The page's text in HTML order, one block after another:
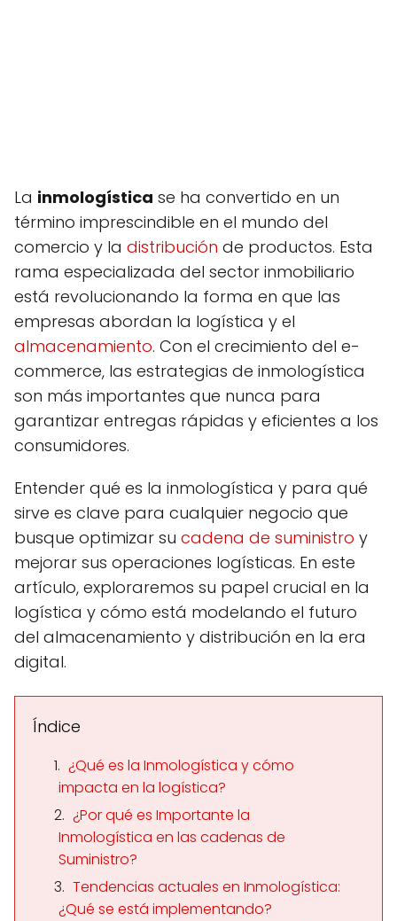
La inmologística se ha convertido en un
término imprescindible en el mundo del
comercio y la distribución de productos. Esta
rama especializada del sector inmobiliario
está revolucionando la forma en que las
empresas abordan la logística y el
almacenamiento. Con el crecimiento del e-
commerce, las estrategias de inmologística
son más importantes que nunca para
garantizar entregas rápidas y eficientes a los
consumidores.
Entender qué es la inmologística y para qué
sirve es clave para cualquier negocio que
busque optimizar su cadena de suministro y
mejorar sus operaciones logísticas. En este
artículo, exploraremos su papel crucial en la
logística y cómo está modelando el futuro
del almacenamiento y distribución en la era
digital.
Índice
¿Qué es la Inmologística y cómo
impacta en la logística?
¿Por qué es Importante la
Inmologística en las cadenas de
Suministro?
Tendencias actuales en Inmologística:
¿Qué se está implementando?